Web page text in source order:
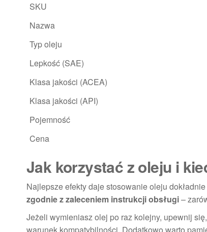
SKU
Nazwa
Typ oleju
Lepkość (SAE)
Klasa jakości (ACEA)
Klasa jakości (API)
Pojemność
Cena
Jak korzystać z oleju i
Najlepsze efekty daje stosowanie oleju
zgodnie z zaleceniem instrukcji obsługi–
Jeżeli wymieniasz olej po raz kolejny, upewnij